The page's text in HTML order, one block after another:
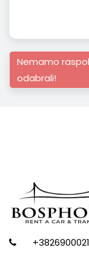
Nemamo
odabrali!